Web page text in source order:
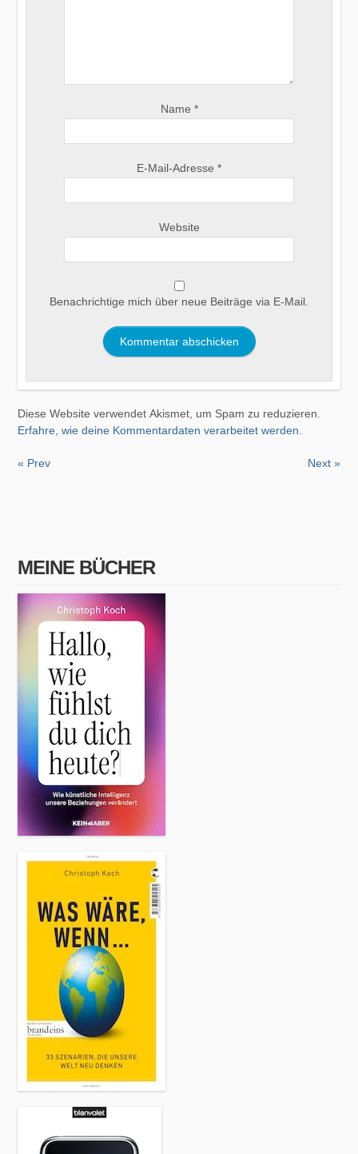
Name *
E-Mail-Adresse *
Website
Benachrichtige mich über neue Beiträge via E-Mail.
Diese Website verwendet Akismet, um Spam zu reduzieren.
Erfahre, wie deine Kommentardaten verarbeitet werden.
« Prev Next »
MEINE BÜCHER